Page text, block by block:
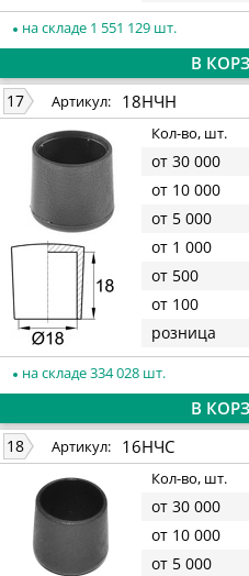
на складе 1 551 129 шт.
В
17 Артикул: 18НЧН
Кол-во, шт.
от 30 000
от 10 000
от 5 000
от 1 000
от 500
от 100
розница
на складе 334 028 шт.
В
18 Артикул: 16НЧС
Кол-во, шт.
от 30 000
от 10 000
от 5 000